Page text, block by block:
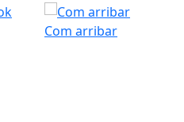
Com arribar